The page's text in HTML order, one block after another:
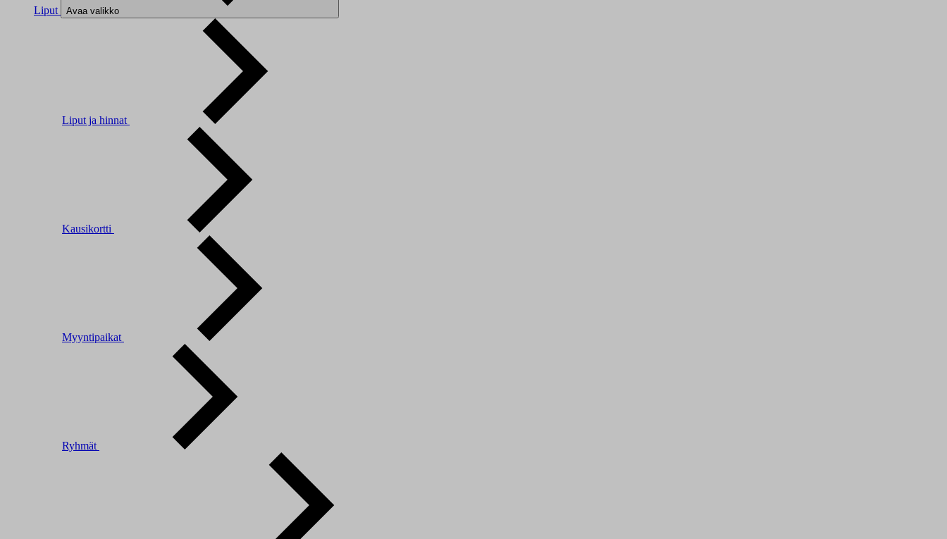
Liput Avaa valikko
Liput ja hinnat
Kausikortti
Myyntipaikat
Ryhmät